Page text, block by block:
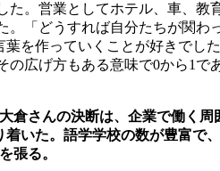
。営業としてホテル、車、教
。「どうすれば自分たちが関わ
を作っていくことが好きでし
の広げ方もある意味で0から1 で
倉さんの決断は、企業で働く
いた。語学学校の数が豊富で
張る。